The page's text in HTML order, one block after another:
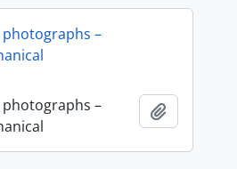
–
–